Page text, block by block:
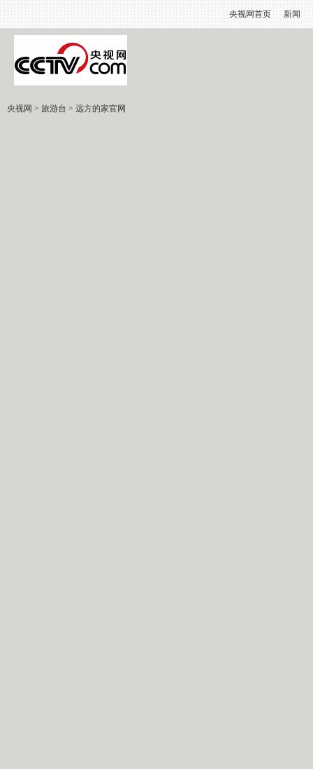
央视网首页 新闻
央视网 > 旅游台 > 远方的家官网